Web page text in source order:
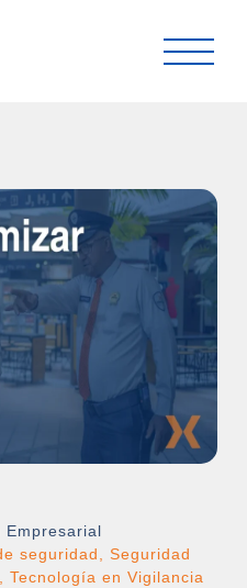
Empresarial
seguridad, Seguridad
, Tecnología en Vigilancia